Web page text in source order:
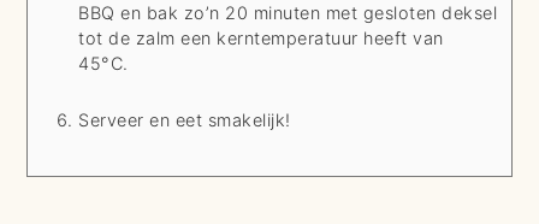
BBQ en bak zo’n 20 minuten met gesloten deksel
tot de zalm een kerntemperatuur heeft van
45°C.
Serveer en eet smakelijk!